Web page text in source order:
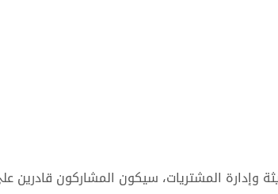
وإدارة المشتريات، سيكون المشاركون قادرين